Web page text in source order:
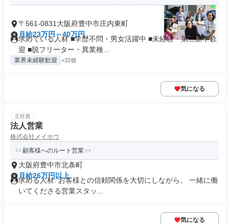
〒561-0831大阪府豊中市庄内東町
月給23万円～40万円
求めている人材 ■学歴不問・男女活躍中 ■未経験・第二新卒歓
迎 ■脱フリーター・異業種...
業界未経験歓迎 +32個
気になる
正社員
法人営業
株式会社メイホウ
顧客様へのルート営業
大阪府豊中市北条町
月給26万円以上
求める人材: お客様との信頼関係を大切にしながら、 一緒に働
いてくださる営業スタッ...
気になる